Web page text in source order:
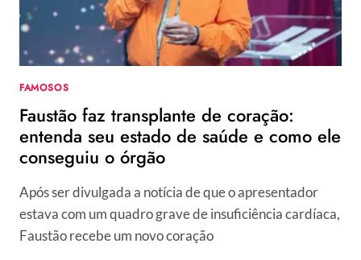
NOVO
TRANSPLANTE
FAMOSOS
Faustão faz transplante de coração:
entenda seu estado de saúde e como ele
conseguiu o órgão
Após ser divulgada a notícia de que o apresentador
estava com um quadro grave de insuficiência cardíaca,
Faustão recebe um novo coração